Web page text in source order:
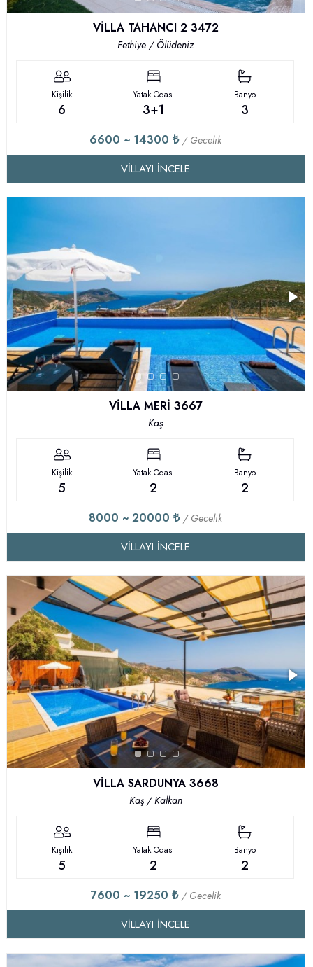
VİLLA TAHANCI 2 3472
Fethiye / Ölüdeniz
Kişilik
6
Yatak Odası
3+1
Banyo
3
6600 ~ 14300 ₺ / Gecelik
VILLAYI İNCELE
VİLLA MERİ 3667
Kaş
Kişilik
5
Yatak Odası
2
Banyo
2
8000 ~ 20000 ₺ / Gecelik
VILLAYI İNCELE
VİLLA SARDUNYA 3668
Kaş / Kalkan
Kişilik
5
Yatak Odası
2
Banyo
2
7600 ~ 19250 ₺ / Gecelik
VILLAYI İNCELE